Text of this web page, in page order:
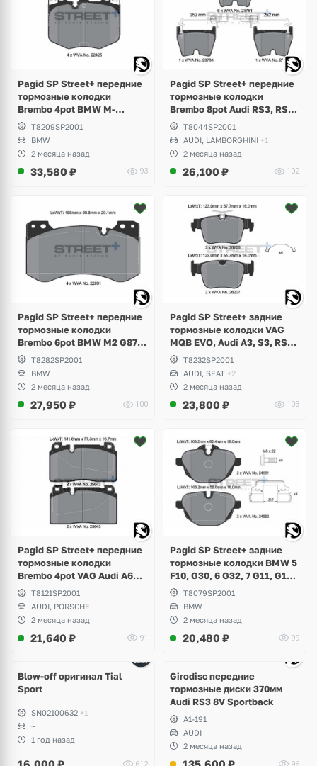
Pagid SP Street+ передние
тормозные колодки
Brembo 4pot BMW M-
Perfomance G-Series,
Toyota Supra GR A90
T8209SP2001
BMW
2 месяца назад
33,580 ₽ 93
Pagid SP Street+ передние
тормозные колодки
Brembo 8pot Audi RS3, RS4
B8, RS5, RSQ3, TTRS, R8,
Lamborghini Gallardo,
Volkswagen Phaeton W12
T8044SP2001
AUDI, LAMBORGHINI +1
2 месяца назад
26,100 ₽ 102
Pagid SP Street+ передние
тормозные колодки
Brembo 6pot BMW M2 G87,
M3 G80, G81, M4 G82
Competition
T8282SP2001
BMW
2 месяца назад
27,950 ₽ 100
Pagid SP Street+ задние
тормозные колодки VAG
MQB EVO, Audi A3, S3, RS3,
Q3, Volkswagen Golf 8 R,
GTI, Tiguan, Passat B9, Seat
Leon, Formentor Cupra
T8232SP2001
AUDI, SEAT +2
2 месяца назад
23,800 ₽ 103
Pagid SP Street+ передние
тормозные колодки
Brembo 4pot VAG Audi A6
C7, A7, Q5 8R, Porsche
Macan 2.0
T8121SP2001
AUDI, PORSCHE
2 месяца назад
21,640 ₽ 91
Pagid SP Street+ задние
тормозные колодки BMW 5
F10, G30, 6 G32, 7 G11, G12,
X3 F25, G01, X4 F26, G02,
X5 G05, X6 G06, Z4 E89, i8
T8079SP2001
BMW
2 месяца назад
20,480 ₽ 99
Blow-off оригинал Tial
Sport
SN02100632 +1
~
1 год назад
612
Girodisc передние
тормозные диски 370мм
Audi RS3 8V Sportback
A1-191
AUDI
2 месяца назад
96